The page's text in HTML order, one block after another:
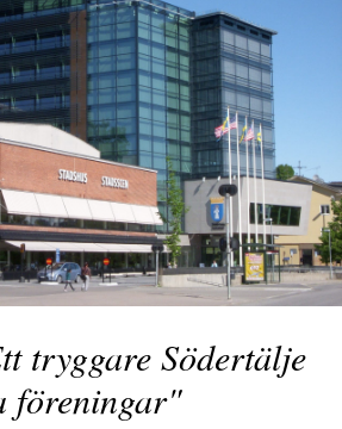
tryggare Södertälje
föreningar"